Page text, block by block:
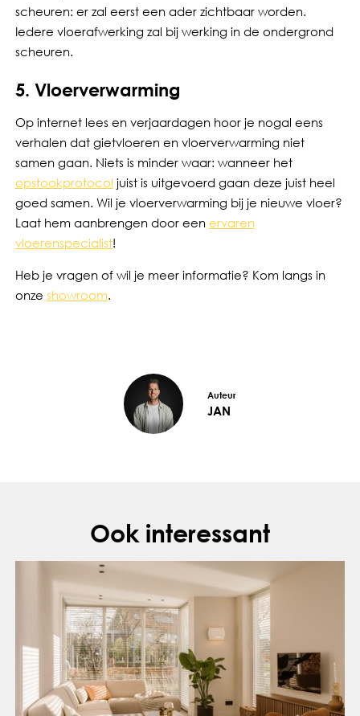
scheuren: er zal eerst een ader zichtbaar worden.
Iedere vloerafwerking zal bij werking in de ondergrond
scheuren.
5. Vloerverwarming
Op internet lees en verjaardagen hoor je nogal eens
verhalen dat gietvloeren en vloerverwarming niet
samen gaan. Niets is minder waar: wanneer het
opstookprotocol juist is uitgevoerd gaan deze juist heel
goed samen. Wil je vloerverwarming bij je nieuwe vloer?
Laat hem aanbrengen door een ervaren
vloerenspecialist!
Heb je vragen of wil je meer informatie? Kom langs in
onze showroom.
Auteur
JAN
Ook interessant